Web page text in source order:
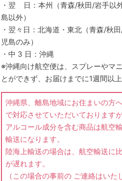
・翌 日 ：本州（青森/秋田/岩手以
島以外）
・翌々日 ：北海道・東北（青森/秋
児島のみ）
・中 3 日 ：沖縄
※沖縄向け航空便は、スプレーやマ
とができず、お届けまでに1週間以
沖縄県、離島地域にお住まいの方
で対応させていただいております
アルコール成分を含む商品は航空
輸送になります。
陸海上輸送の場合は、航空輸送に
が遅れます。
（この場合の事前の ご連絡はいた